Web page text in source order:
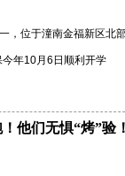
，位于潼南金福新区
年10月6日顺利开学
他们无惧“烤”验！